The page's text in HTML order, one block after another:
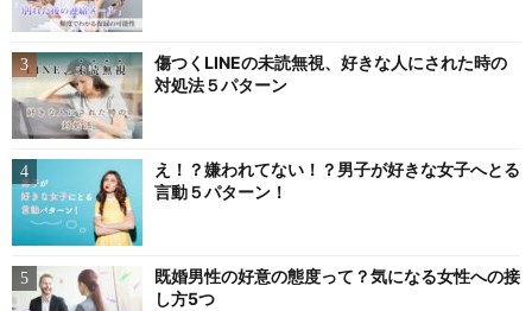
傷つくLINEの未読無視、好きな人にされた時の
対処法５パターン
え！？嫌われてない！？男子が好きな女子へとる
言動５パターン！
既婚男性の好意の態度って？気になる女性への接
し方5つ